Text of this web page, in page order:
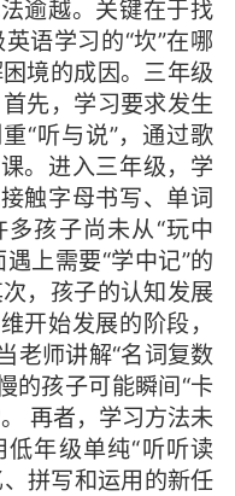
逾越。关键在于找
语学习的“坎”在哪
境的成因。三年级
先，学习要求发生
“听与说”，通过歌
。进入三年级，学
触字母书写、单词
孩子尚未从“玩中
上需要“学中记”的
，孩子的认知发展
开始发展的阶段，
老师讲解“名词复数
的孩子可能瞬间“卡
再者，学习方法未
年级单纯“听听读
拼写和运用的新任